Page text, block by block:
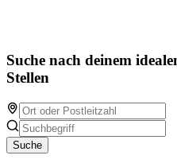
Suche nach deinem
Stellen
Suche